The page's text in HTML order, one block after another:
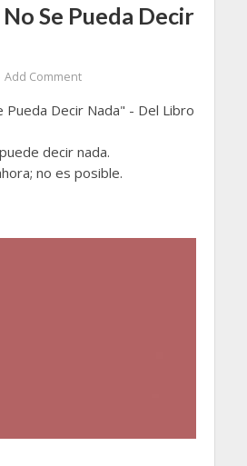
Se Pueda Decir
Add Comment
Pueda Decir Nada" - Del Libro
decir nada.
no es posible.